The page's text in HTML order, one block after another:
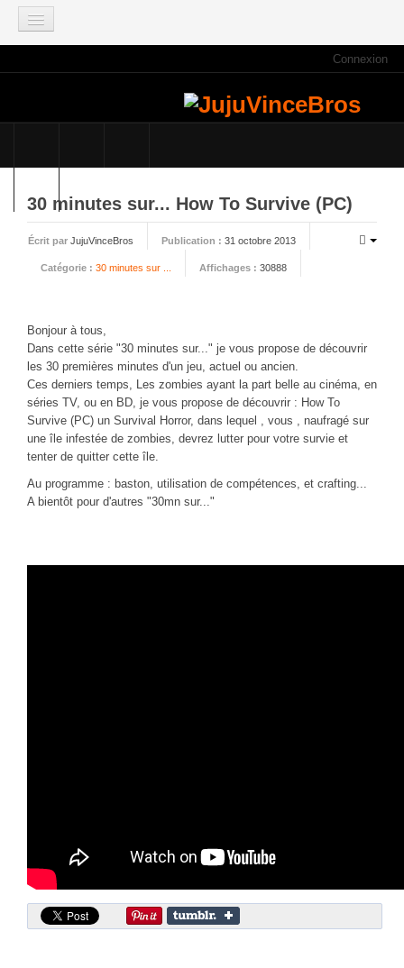
Connexion
Faisons le point
Qui sommes nous ?
Planning des JujuVinceBros
Accès aux Quiz
Les videos des JujuVinceBros
CINÉ
Critiques films
Courts Métrages
JEUX
Parties en ligne
Animations Sprites
Divers Stop Motions
Sonic Chronicles Le Film
30 minutes sur... How To Survive (PC)
Écrit par JujuVinceBros Publication : 31 octobre 2013
Catégorie : 30 minutes sur ... Affichages : 30888
Bonjour à tous,
Dans cette série "30 minutes sur..." je vous propose de découvrir
les 30 premières minutes d'un jeu, actuel ou ancien.
Ces derniers temps, Les zombies ayant la part belle au cinéma, en
séries TV, ou en BD, je vous propose de découvrir : How To
Survive (PC) un Survival Horror, dans lequel , vous , naufragé sur
une île infestée de zombies, devrez lutter pour votre survie et
tenter de quitter cette île.
Au programme : baston, utilisation de compétences, et crafting...
A bientôt pour d'autres "30mn sur..."